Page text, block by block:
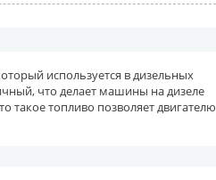
используется в дизельных
что делает машины на дизеле
такое топливо позволяет двигателю